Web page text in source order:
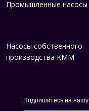
Промышленные насосы
Насосы собственного
производства KMM
Подпишитесь на нашу